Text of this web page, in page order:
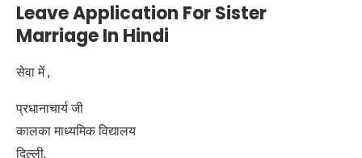
Leave Application For Sister
Marriage In Hindi
सेवा में ,
प्रधानाचार्य जी
कालका माध्यमिक विद्यालय
दिल्ली,